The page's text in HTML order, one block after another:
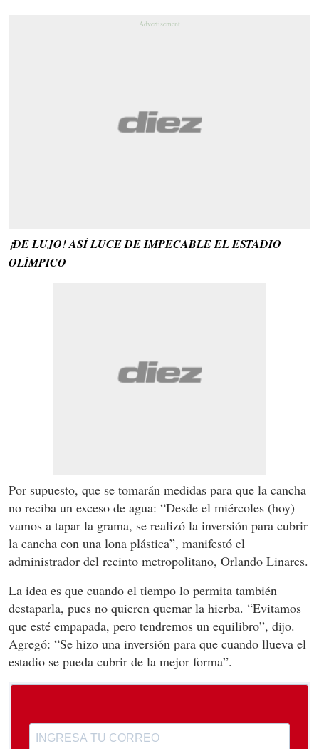
¡DE LUJO! ASÍ LUCE DE IMPECABLE EL ESTADIO
OLÍMPICO
Por supuesto, que se tomarán medidas para que la cancha
no reciba un exceso de agua: “Desde el miércoles (hoy)
vamos a tapar la grama, se realizó la inversión para cubrir
la cancha con una lona plástica”, manifestó el
administrador del recinto metropolitano, Orlando Linares.
La idea es que cuando el tiempo lo permita también
destaparla, pues no quieren quemar la hierba. “Evitamos
que esté empapada, pero tendremos un equilibro”, dijo.
Agregó: “Se hizo una inversión para que cuando llueva el
estadio se pueda cubrir de la mejor forma”.